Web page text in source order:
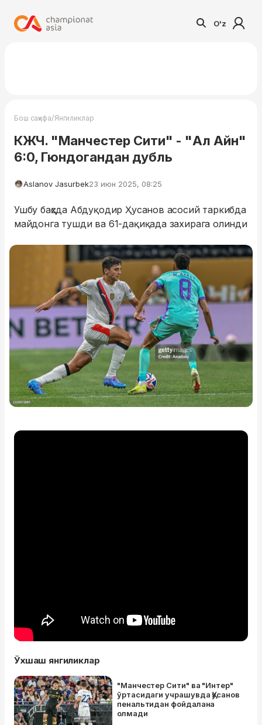
O'z
Бош саҳифа/Янгиликлар
КЖЧ. "Манчестер Сити" - "Ал Айн"
6:0, Гюндогандан дубль
Aslanov Jasurbek23 июн 2025, 08:25
Ушбу баҳсда Абдуқодир Ҳусанов асосий таркибда
майдонга тушди ва 61-дақиқада захирага олинди
Ўхшаш янгиликлар
"Манчестер Сити" ва "Интер"
ўртасидаги учрашувда Ҳусанов
пенальтидан фойдалана
олмади